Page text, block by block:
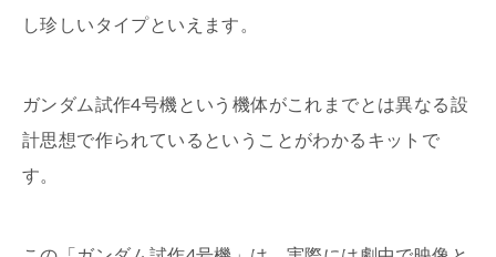
し珍しいタイプといえます。
ガンダム試作4号機という機体がこれまでとは異なる設
計思想で作られているということがわかるキットで
す。